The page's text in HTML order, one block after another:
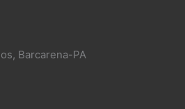
Barcarena-PA